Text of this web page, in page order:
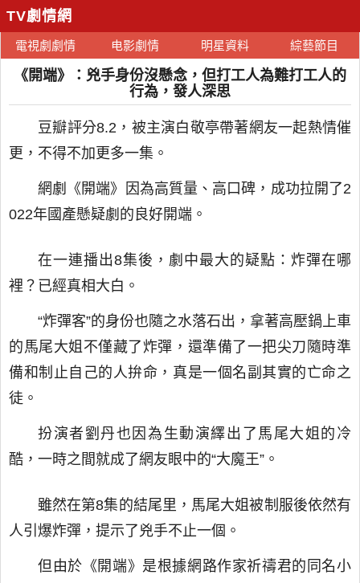
TV劇情網
電視劇劇情 电影劇情 明星資料 綜藝節目
《開端》：兇手身份沒懸念，但打工人為難打工人的
行為，發人深思
豆瓣評分8.2，被主演白敬亭帶著網友一起熱情催
更，不得不加更多一集。
網劇《開端》因為高質量、高口碑，成功拉開了2
022年國產懸疑劇的良好開端。
在一連播出8集後，劇中最大的疑點：炸彈在哪
裡？已經真相大白。
“炸彈客”的身份也隨之水落石出，拿著高壓鍋上車
的馬尾大姐不僅藏了炸彈，還準備了一把尖刀隨時準
備和制止自己的人拚命，真是一個名副其實的亡命之
徒。
扮演者劉丹也因為生動演繹出了馬尾大姐的冷
酷，一時之間就成了網友眼中的“大魔王”。
雖然在第8集的結尾里，馬尾大姐被制服後依然有
人引爆炸彈，提示了兇手不止一個。
但由於《開端》是根據網路作家祈禱君的同名小